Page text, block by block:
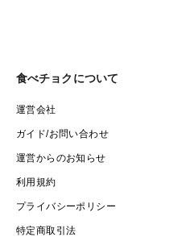
食べチョクについて
運営会社
ガイド/お問い合わせ
運営からのお知らせ
利用規約
プライバシーポリシー
特定商取引法